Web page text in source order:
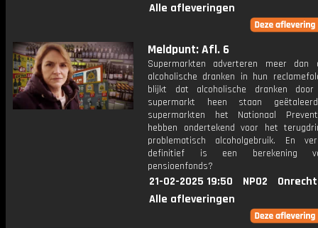
Alle afleveringen
Meldpunt: Afl. 6
Supermarkten adverteren meer dan
alcoholische dranken in hun
blijkt dat alcoholische dranken
supermarkt heen staan
supermarkten het Nationaal
hebben ondertekend voor het
problematisch alcoholgebruik. En
definitief is een berekening
pensioenfonds?
21-02-2025 19:50 NPO2
Alle afleveringen